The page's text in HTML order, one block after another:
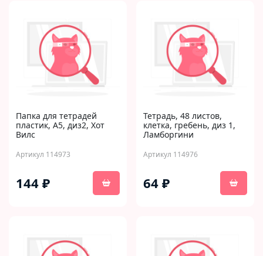
Папка для тетрадей
пластик, А5, диз2, Хот
Вилс
Артикул 114973
144 ₽
Тетрадь, 48 листов,
клетка, гребень, диз 1,
Ламборгини
Артикул 114976
64 ₽